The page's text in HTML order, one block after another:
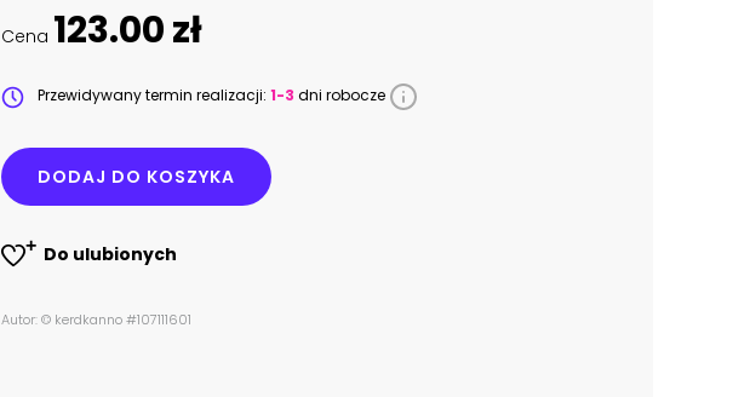
Cena 123.00 zł
Przewidywany termin realizacji: 1-3 dni robocze
DODAJ DO KOSZYKA
Do ulubionych
Autor: © kerdkanno #107111601